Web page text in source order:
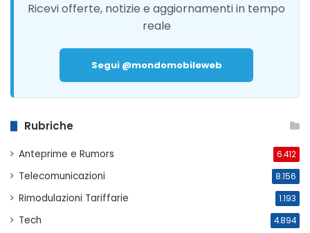
Ricevi offerte, notizie e aggiornamenti in tempo
reale
Segui @mondomobileweb
Rubriche
Anteprime e Rumors 6.412
Telecomunicazioni 8.156
Rimodulazioni Tariffarie 1.193
Tech 4.894